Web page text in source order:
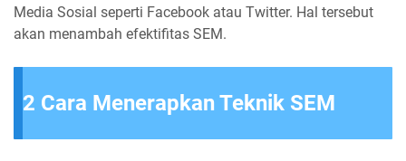
Media Sosial seperti Facebook atau Twitter. Hal tersebut
akan menambah efektifitas SEM.
2 Cara Menerapkan Teknik SEM